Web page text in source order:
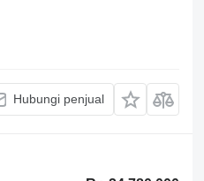
Hubungi penjual